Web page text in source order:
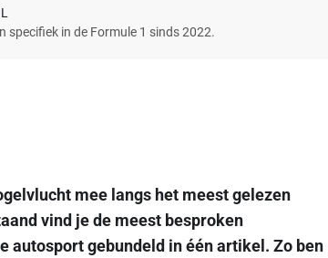
in de Formule 1 sinds 2022.
mee langs het meest gelezen
vind je de meest besproken
autosport gebundeld in één artikel. Zo ben